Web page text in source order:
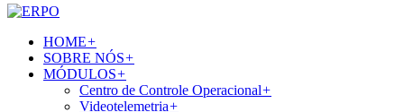
HOME+
SOBRE NÓS+
MÓDULOS+
Centro de Controle Operacional+
Videotelemetria+